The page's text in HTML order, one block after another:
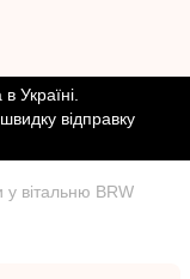
Україні.
відправку
у вітальню BRW